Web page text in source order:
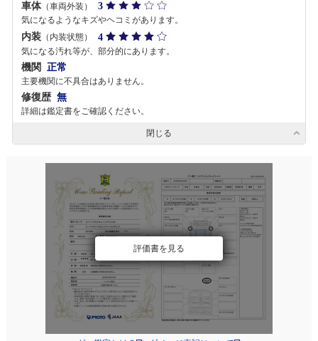
車体（車両外装） 3
気になるようなキズやヘコミがあります。
内装 （内装状態） 4
気になる汚れ等が、部分的にあります。
機関 正常
主要機関に不具合はありません。
修復歴 無
詳細は鑑定書をご確認ください。
閉じる
評価書を見る